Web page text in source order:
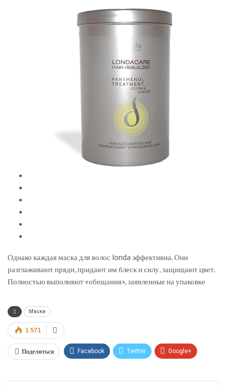
Однако каждая маска для волос londa эффективна. Они
разглаживают пряди, придают им блеск и силу, защищают цвет.
Полностью выполняют «обещания», заявленные на упаковке
Маски
1 571
Поделиться Facebook Twitter Google+